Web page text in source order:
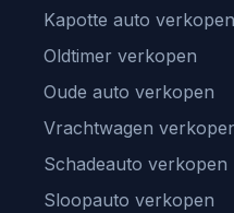
Kapotte auto verkopen
Oldtimer verkopen
Oude auto verkopen
Vrachtwagen
Schadeauto verkopen
Sloopauto verkopen